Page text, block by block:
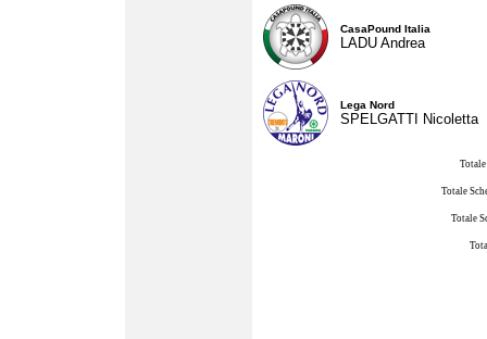
CasaPound Italia
LADU Andrea
Lega Nord
SPELGATTI Nicoletta
Totale
Totale